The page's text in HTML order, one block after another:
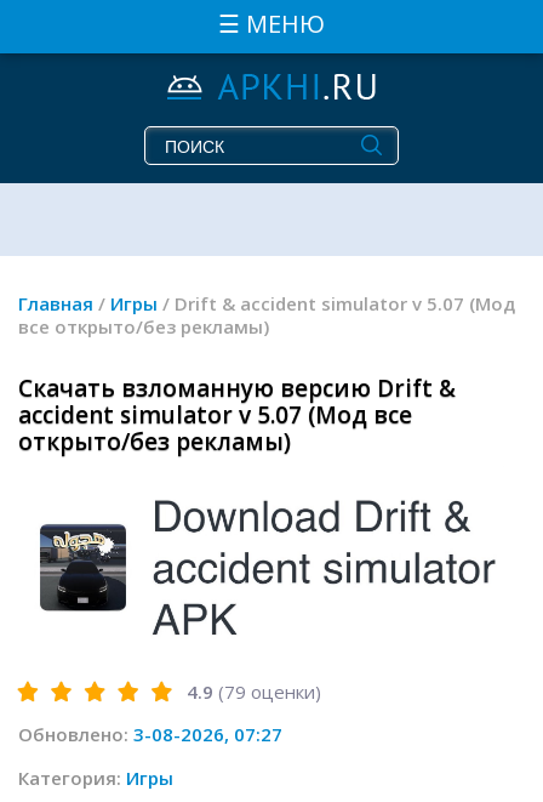
☰ МЕНЮ
Главная / Игры / Drift & accident simulator v 5.07 (Мод
все открыто/без рекламы)
Скачать взломанную версию Drift &
accident simulator v 5.07 (Мод все
открыто/без рекламы)
4.9 (79 оценки)
Обновлено: 3-08-2026, 07:27
Категория: Игры